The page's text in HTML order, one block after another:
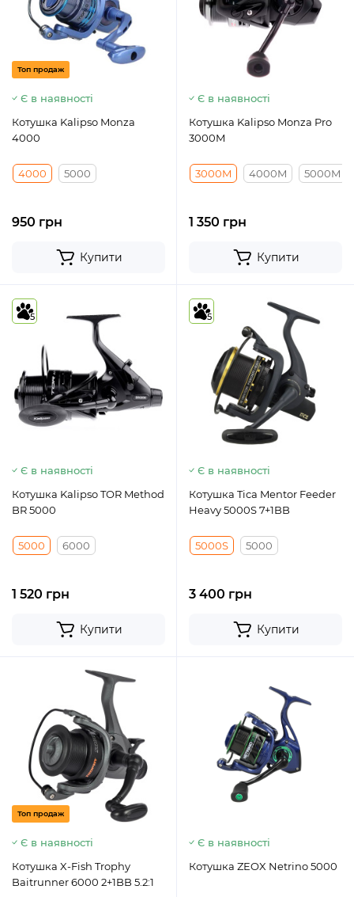
Топ продаж
Є в наявності
Котушка Kalipso Monza
4000
4000 5000
950 грн
Купити
Є в наявності
Котушка Kalipso Monza Pro
3000M
3000M 4000M 5000M
1 350 грн
Купити
5
Є в наявності
Котушка Kalipso TOR Method
BR 5000
5000 6000
1 520 грн
Купити
5
Є в наявності
Котушка Tica Mentor Feeder
Heavy 5000S 7+1BB
5000S 5000
3 400 грн
Купити
Топ продаж
Є в наявності
Котушка X-Fish Trophy
Baitrunner 6000 2+1BB 5.2:1
Є в наявності
Котушка ZEOX Netrino 5000